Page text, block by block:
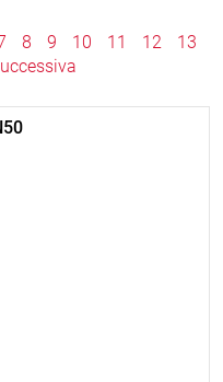
8 9 10 11 12
13